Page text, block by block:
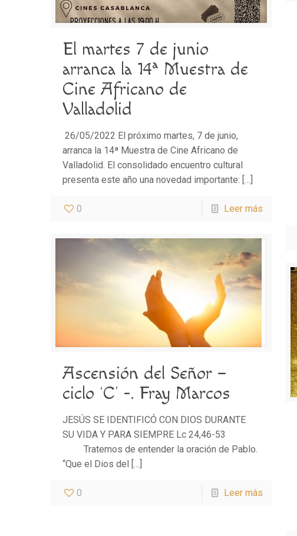
El martes 7 de junio
arranca la 14ª Muestra de
Cine Africano de
Valladolid
26/05/2022 El próximo martes, 7 de junio,
arranca la 14ª Muestra de Cine Africano de
Valladolid. El consolidado encuentro cultural
presenta este año una novedad importante: […]
0 Leer más
Ascensión del Señor –
ciclo ‘C’ -. Fray Marcos
JESÚS SE IDENTIFICÓ CON DIOS DURANTE
SU VIDA Y PARA SIEMPRE Lc 24,46-53
Tratemos de entender la oración de Pablo.
“Que el Dios del
[…]
0 Leer más